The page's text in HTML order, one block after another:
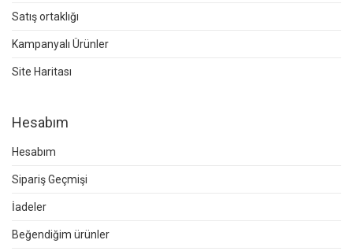
Satış ortaklığı
Kampanyalı Ürünler
Site Haritası
Hesabım
Hesabım
Sipariş Geçmişi
İadeler
Beğendiğim ürünler